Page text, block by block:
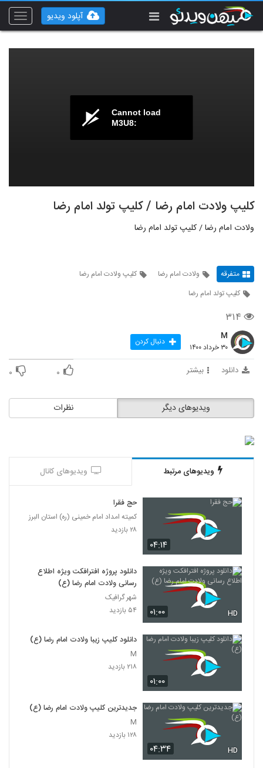
Toggle
آپلود ویدیو
Cannot load
M3U8:
کلیپ ولادت امام رضا / کلیپ تولد امام رضا
ولادت امام رضا / کلیپ تولد امام رضا
متفرقه ولادت امام رضا
کلیپ ولادت امام رضا
کلیپ تولد امام رضا
۳۱۴
M
۳۰ خرداد ۱۴۰۰ دنبال کردن
دانلود بیشتر ۰ ۰
نظرات ویدیوهای دیگر
ویدیوهای مرتبط ویدیوهای کانال
۰۴:۱۴
حج فقرا
کمیته امداد امام خمینی (ره) استان البرز
۲۸ بازدید
۰۱:۰۰ HD
دانلود پروژه افترافکت ویژه اطلاع
رسانی ولادت امام رضا (ع)
شهر گرافیک
۵۴ بازدید
۰۱:۰۰
دانلود کلیپ زیبا ولادت امام رضا (ع)
M
۲۱۸ بازدید
۰۴:۳۴ HD
جدیدترین کلیپ ولادت امام رضا (ع)
M
۱۲۸ بازدید